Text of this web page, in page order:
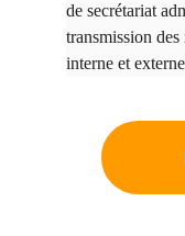
de secrétariat
transmission
interne et